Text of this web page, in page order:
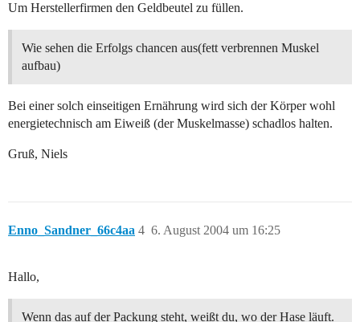
Um Herstellerfirmen den Geldbeutel zu füllen.
Wie sehen die Erfolgs chancen aus(fett verbrennen Muskel
aufbau)
Bei einer solch einseitigen Ernährung wird sich der Körper wohl
energietechnisch am Eiweiß (der Muskelmasse) schadlos halten.
Gruß, Niels
Enno_Sandner_66c4aa 6. August 2004 um 16:25
4
Hallo,
Wenn das auf der Packung steht, weißt du, wo der Hase läuft.